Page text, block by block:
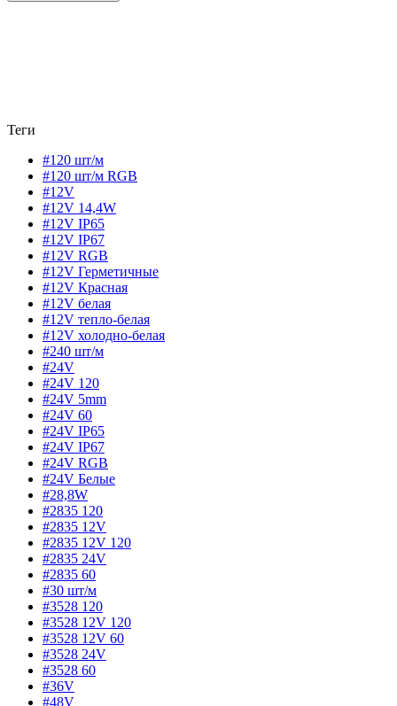
Теги
#120 шт/м
#120 шт/м RGB
#12V
#12V 14,4W
#12V IP65
#12V IP67
#12V RGB
#12V Герметичные
#12V Красная
#12V белая
#12V тепло-белая
#12V холодно-белая
#240 шт/м
#24V
#24V 120
#24V 5mm
#24V 60
#24V IP65
#24V IP67
#24V RGB
#24V Белые
#28,8W
#2835 120
#2835 12V
#2835 12V 120
#2835 24V
#2835 60
#30 шт/м
#3528 120
#3528 12V 120
#3528 12V 60
#3528 24V
#3528 60
#36V
#48V